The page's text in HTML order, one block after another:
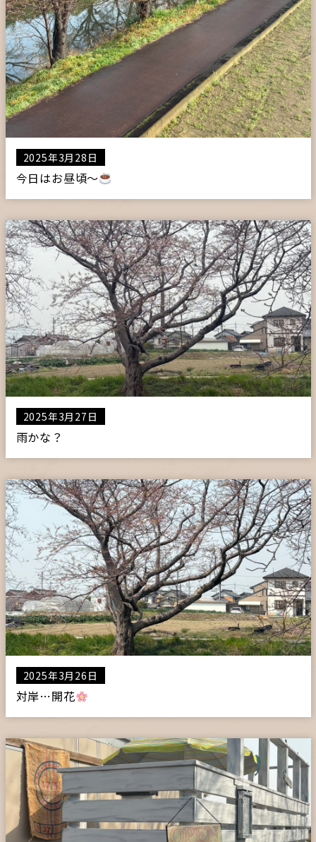
2025年3月28日
今日はお昼頃〜
2025年3月27日
雨かな？
2025年3月26日
対岸…開花